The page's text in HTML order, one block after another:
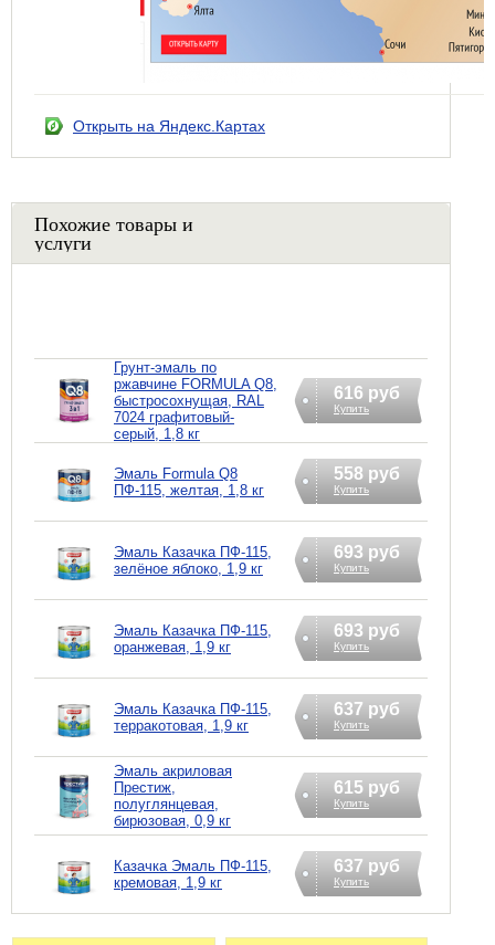
Открыть на Яндекс.Картах
Похожие товары и
услуги
Грунт-эмаль по
ржавчине FORMULA Q8,
быстросохнущая, RAL
7024 графитовый-
серый, 1,8 кг
616 руб
Купить
Эмаль Formula Q8
ПФ-115, желтая, 1,8 кг
558 руб
Купить
Эмаль Казачка ПФ-115,
зелёное яблоко, 1,9 кг
693 руб
Купить
Эмаль Казачка ПФ-115,
оранжевая, 1,9 кг
693 руб
Купить
Эмаль Казачка ПФ-115,
терракотовая, 1,9 кг
637 руб
Купить
Эмаль акриловая
Престиж,
полуглянцевая,
бирюзовая, 0,9 кг
615 руб
Купить
Казачка Эмаль ПФ-115,
кремовая, 1,9 кг
637 руб
Купить